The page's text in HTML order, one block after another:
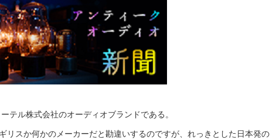
テル株式会社のオーディオブランドである。
リスか何かのメーカーだと勘違いするのですが、れっきとした日本発の